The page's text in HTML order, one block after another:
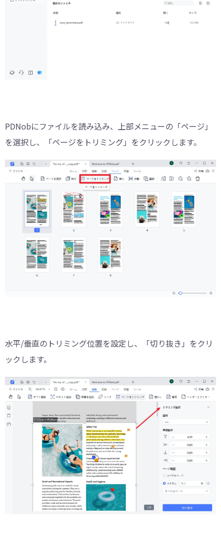
PDNobにファイルを読み込み、上部メニューの「ページ」
を選択し、「ページをトリミング」をクリックします。
水平/垂直のトリミング位置を設定し、「切り抜き」をクリ
ックします。